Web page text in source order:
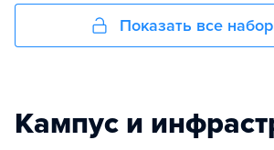
Показать все
Кампус и